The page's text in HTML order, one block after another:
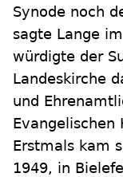
Synode noch
sagte Lange
würdigte der
Landeskirche
und
Evangelischen
Erstmals kam
1949, in